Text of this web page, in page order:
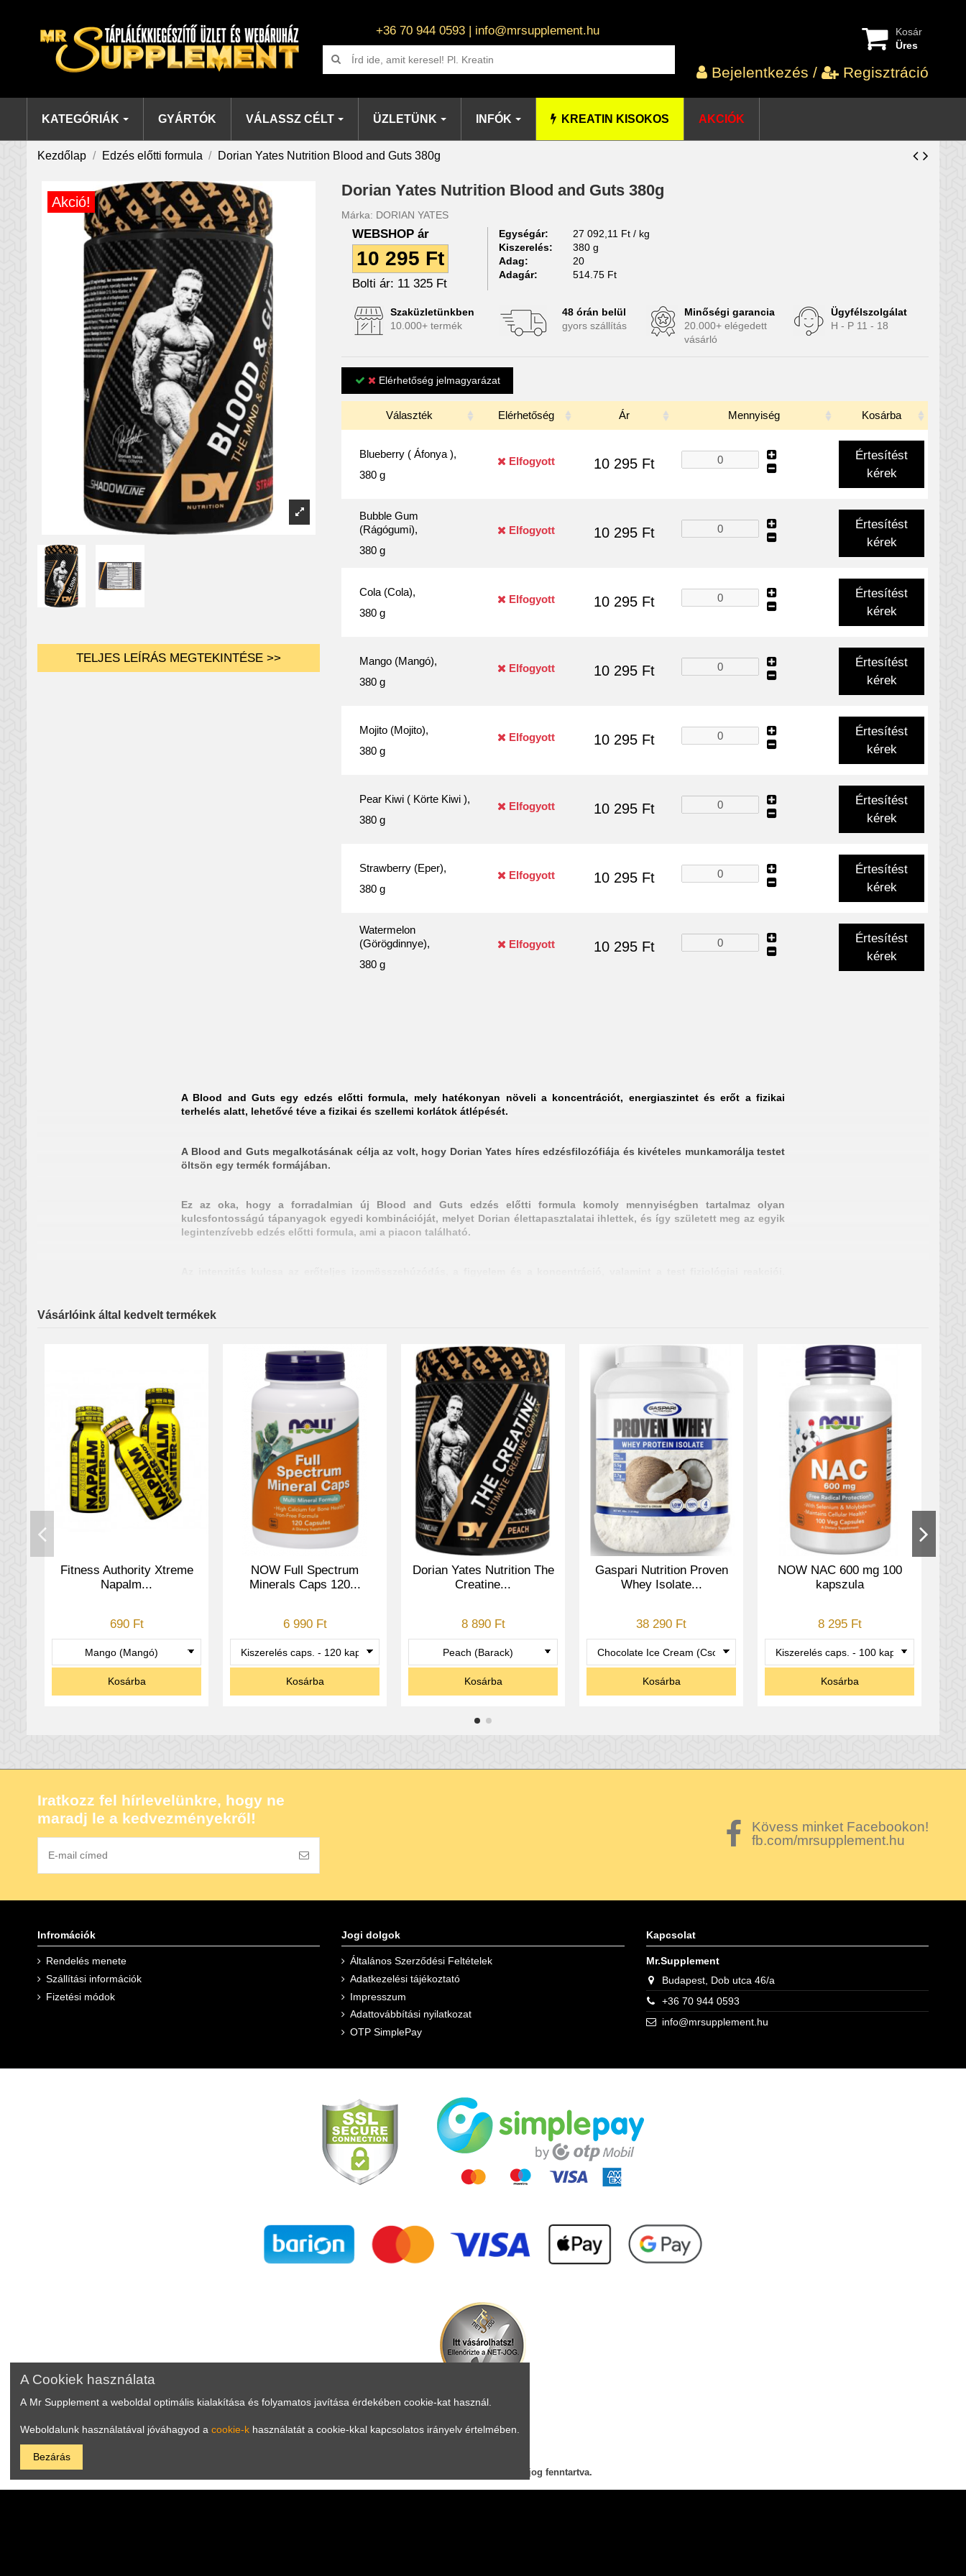
+36 70 944 0593 | info@mrsupplement.hu
Kosár
Üres
Bejelentkezés / Regisztráció
KATEGÓRIÁK GYÁRTÓK VÁLASSZ CÉLT ÜZLETÜNK INFÓK KREATIN KISOKOS AKCIÓK
Kezdőlap Edzés előtti formula Dorian Yates Nutrition Blood and Guts 380g
Akció!
TELJES LEÍRÁS MEGTEKINTÉSE >>
Dorian Yates Nutrition Blood and Guts 380g
Márka: DORIAN YATES
WEBSHOP ár
10 295 Ft
Bolti ár: 11 325 Ft
Egységár:
27 092,11 Ft / kg
Kiszerelés:
380 g
Adag:
20
Adagár:
514.75 Ft
Szaküzletünkben
10.000+ termék
48 órán belül
gyors szállítás
Minőségi garancia
20.000+ elégedett
vásárló
Ügyfélszolgálat
H - P 11 - 18
Elérhetőség jelmagyarázat
Választék Elérhetőség Ár Mennyiség Kosárba
Blueberry ( Áfonya ),
380 g
Elfogyott 10 295 Ft
Értesítést
kérek
Bubble Gum
(Rágógumi),
380 g
Elfogyott 10 295 Ft
Értesítést
kérek
Cola (Cola),
380 g
Elfogyott 10 295 Ft
Értesítést
kérek
Mango (Mangó),
380 g
Elfogyott 10 295 Ft
Értesítést
kérek
Mojito (Mojito),
380 g
Elfogyott 10 295 Ft
Értesítést
kérek
Pear Kiwi ( Körte Kiwi ),
380 g
Elfogyott 10 295 Ft
Értesítést
kérek
Strawberry (Eper),
380 g
Elfogyott 10 295 Ft
Értesítést
kérek
Watermelon
(Görögdinnye),
380 g
Elfogyott 10 295 Ft
Értesítést
kérek
A Blood and Guts egy edzés előtti formula, mely hatékonyan növeli a koncentrációt, energiaszintet és erőt a fizikai
terhelés alatt, lehetővé téve a fizikai és szellemi korlátok átlépését.
A Blood and Guts megalkotásának célja az volt, hogy Dorian Yates híres edzésfilozófiája és kivételes munkamorálja testet
öltsön egy termék formájában.
Ez az oka, hogy a forradalmian új Blood and Guts edzés előtti formula komoly mennyiségben tartalmaz olyan
kulcsfontosságú tápanyagok egyedi kombinációját, melyet Dorian élettapasztalatai ihlettek, és így született meg az egyik
legintenzívebb edzés előtti formula, ami a piacon található.
mivel a guarana mag kivonat, a koffein, az L-tirozin és a zöld tea kivonat felturbózza a szellemi állapotot.
Már bemelegítés közben megérkezik a ”csőlátás” az edzéshez, majd a hatóanyagok újabb hulláma érkezik, mely minden
egyes izomrostot stimulál. A ctirullin-malát, a béta-alanin és az arginin AKG kombináció emeli a véráramlást a dolgozó
izomzatban, ami meghosszabbítja a célzott izom állóképességét, és komoly lökést kap az általános erőszínt.
Szerezd meg a továbbfejlesztett formulát megemelt béta alanin tartalommal az állóképesség növeléséért, valamint B3
vitamin tartalommal a magasabb energiaellátottságért. Létrehoztuk a terméket, most rajtad a sor.
Kapd el az érzést a test és az elme feltüzelésével!
5500 mg béta-alanin a meghosszabbított izom teherbírásért.
4000 mg arginin AKG a fokozott erő érdekében.
B3 vitamin és 3 növényi kivonat a fáradhatatlan energiáért és a fáradtság csökkentéséért.
Kezdők számára: először keverj össze 1 púpozott kanál port 250 ml vízzel, hogy megismerkedj a termék intenzív hatásával.
Edzés előtt 15 perccel fogyasszuk el a terméket az optimális hatás érdekében.
Futás, vagy kerékpározás esetén nem szükséges befejezni a termék fogyasztását az edzés megkezdése előtt.
Vásárlóink által kedvelt termékek
Fitness Authority Xtreme
Napalm...
690 Ft
Kosárba
NOW Full Spectrum
Minerals Caps 120...
6 990 Ft
Kosárba
Dorian Yates Nutrition The
Creatine...
8 890 Ft
Kosárba
Gaspari Nutrition Proven
Whey Isolate...
38 290 Ft
Kosárba
NOW NAC 600 mg 100
kapszula
8 295 Ft
Kosárba
Iratkozz fel hírlevelünkre, hogy ne
maradj le a kedvezményekről!
Kövess minket Facebookon!
fb.com/mrsupplement.hu
Infromációk
Rendelés menete
Szállítási információk
Fizetési módok
Jogi dolgok
Általános Szerződési Feltételek
Adatkezelési tájékoztató
Impresszum
Adattovábbítási nyilatkozat
OTP SimplePay
Kapcsolat
Mr.Supplement
Budapest, Dob utca 46/a
+36 70 944 0593
info@mrsupplement.hu
© 2023 mrsupplement.hu, Minden jog fenntartva.
A Cookiek használata
A Mr Supplement a weboldal optimális kialakítása és folyamatos javítása érdekében cookie-kat használ.
Weboldalunk használatával jóváhagyod a cookie-k használatát a cookie-kkal kapcsolatos irányelv értelmében.
Bezárás